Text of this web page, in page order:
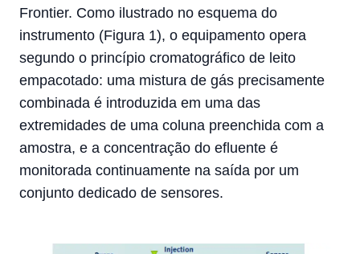
Frontier. Como ilustrado no esquema do
instrumento (Figura 1), o equipamento opera
segundo o princípio cromatográfico de leito
empacotado: uma mistura de gás precisamente
combinada é introduzida em uma das
extremidades de uma coluna preenchida com a
amostra, e a concentração do efluente é
monitorada continuamente na saída por um
conjunto dedicado de sensores.